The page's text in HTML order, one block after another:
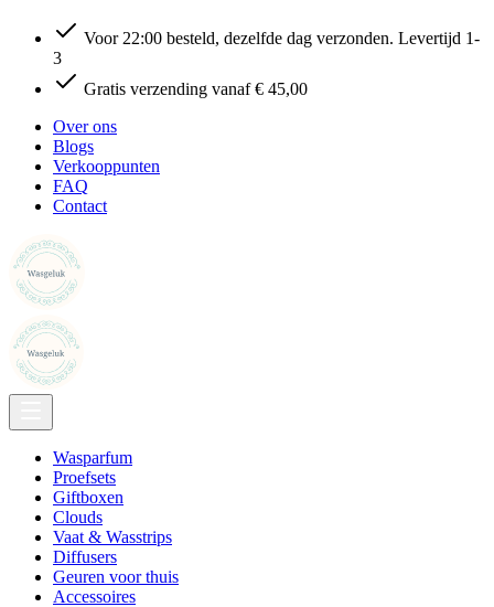
Voor 22:00 besteld, dezelfde dag verzonden. Levertijd 1-
3
Gratis verzending vanaf € 45,00
Over ons
Blogs
Verkooppunten
FAQ
Contact
Wasparfum
Proefsets
Giftboxen
Clouds
Vaat & Wasstrips
Diffusers
Geuren voor thuis
Accessoires